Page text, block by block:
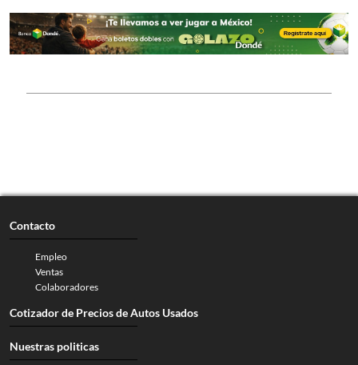
Contacto
Empleo
Ventas
Colaboradores
Cotizador de Precios de Autos Usados
Nuestras politicas